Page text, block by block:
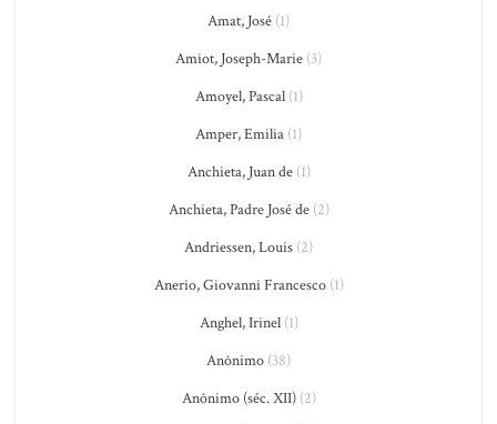
Amat, José (1)
Amiot, Joseph-Marie (3)
Amoyel, Pascal(1)
Amper, Emilia (1)
Anchieta, Juan de(1)
Anchieta, Padre José de(2)
Andriessen, Louis (2)
Anerio, Giovanni Francesco(1)
Anghel, Irinel(1)
Anônimo (38)
Anônimo (séc. XII)(2)